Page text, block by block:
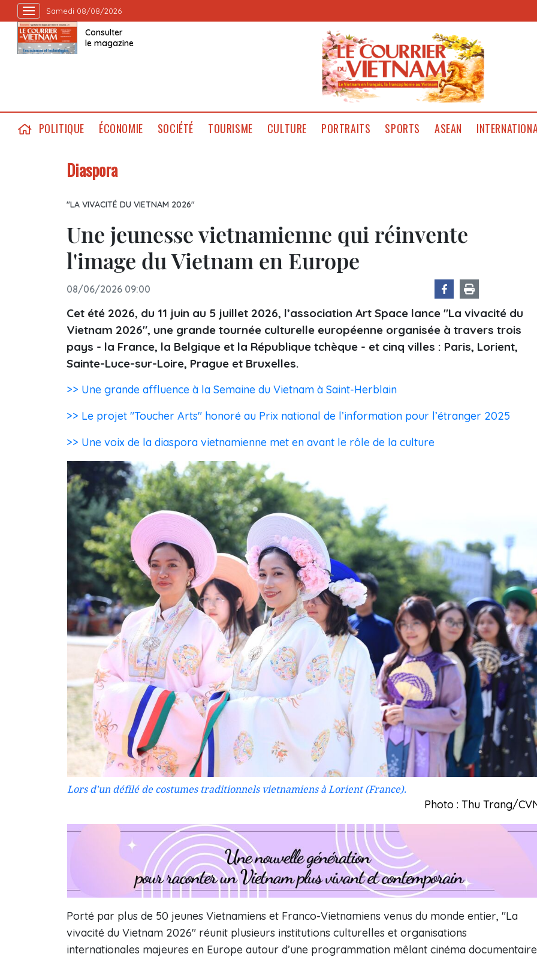
Samedi 08/08/2026
Consulter
le magazine
POLITIQUE ÉCONOMIE SOCIÉTÉ TOURISME CULTURE PORTRAITS SPORTS ASEAN
Diaspora
"LA VIVACITÉ DU VIETNAM 2026"
Une jeunesse vietnamienne qui réinvente
l'image du Vietnam en Europe
08/06/2026 09:00
Cet été 2026, du 11 juin au 5 juillet 2026, l’association Art Space lance "La vivacité du
Vietnam 2026", une grande tournée culturelle européenne organisée à travers trois
pays - la France, la Belgique et la République tchèque - et cinq villes : Paris, Lorient,
Sainte-Luce-sur-Loire, Prague et Bruxelles.
>> Une grande affluence à la Semaine du Vietnam à Saint-Herblain
>> Le projet "Toucher Arts" honoré au Prix national de l’information pour l’étranger 2025
>> Une voix de la diaspora vietnamienne met en avant le rôle de la culture
Lors d'un défilé de costumes traditionnels vietnamiens à Lorient (France).
Photo : Thu Trang/
Porté par plus de 50 jeunes Vietnamiens et Franco-Vietnamiens venus du monde entier, "La
vivacité du Vietnam 2026" réunit plusieurs institutions culturelles et organisations
internationales majeures en Europe autour d’une programmation mêlant cinéma